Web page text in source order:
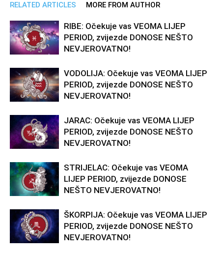
RELATED ARTICLES MORE FROM AUTHOR
RIBE: Očekuje vas VEOMA LIJEP
PERIOD, zvijezde DONOSE NEŠTO
NEVJEROVATNO!
VODOLIJA: Očekuje vas VEOMA LIJEP
PERIOD, zvijezde DONOSE NEŠTO
NEVJEROVATNO!
JARAC: Očekuje vas VEOMA LIJEP
PERIOD, zvijezde DONOSE NEŠTO
NEVJEROVATNO!
STRIJELAC: Očekuje vas VEOMA
LIJEP PERIOD, zvijezde DONOSE
NEŠTO NEVJEROVATNO!
ŠKORPIJA: Očekuje vas VEOMA LIJEP
PERIOD, zvijezde DONOSE NEŠTO
NEVJEROVATNO!